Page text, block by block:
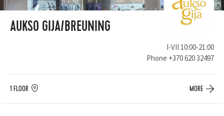
AUKSO GIJA/BREUNING
I-VII 10:00-21:00
Phone +370 620 32497
1 FLOOR MORE